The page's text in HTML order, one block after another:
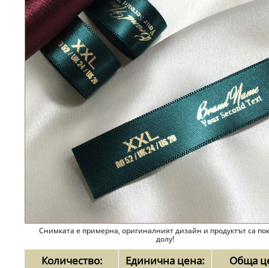
Снимката е примерна, оригиналният дизайн и продуктът са
долу!
Количество: Единична цена: Обща